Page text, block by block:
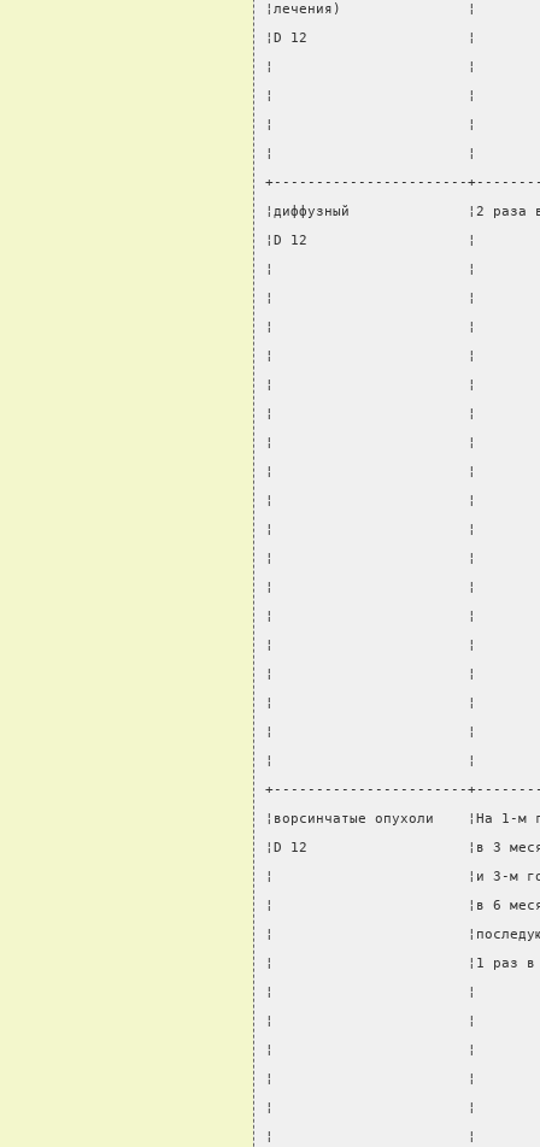
¦лечения)               ¦
¦D 12                   ¦
¦                       ¦
¦                       ¦
¦                       ¦
¦                       ¦
+-----------------------
¦диффузный              ¦2 раза
¦D 12                   ¦
¦                       ¦
¦                       ¦
¦                       ¦
¦                       ¦
¦                       ¦
¦                       ¦
¦                       ¦
¦                       ¦
¦                       ¦
¦                       ¦
¦                       ¦
¦                       ¦
¦                       ¦
¦                       ¦
¦                       ¦
¦                       ¦
¦                       ¦
¦                       ¦
+-----------------------
¦ворсинчатые опухоли    ¦На
¦D 12                   ¦в 3 месяца;
¦                       ¦и 3-м году
¦                       ¦в 6
¦
¦                       ¦1 раз
¦                       ¦
¦                       ¦
¦                       ¦
¦                       ¦
¦                       ¦
¦                       ¦